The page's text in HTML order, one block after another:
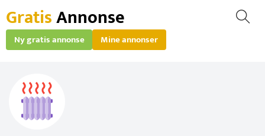
GratisAnnonse
Ny gratis annonse Mine annonser